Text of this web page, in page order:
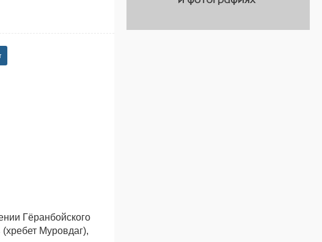
Гёранбойского
Муровдаг),